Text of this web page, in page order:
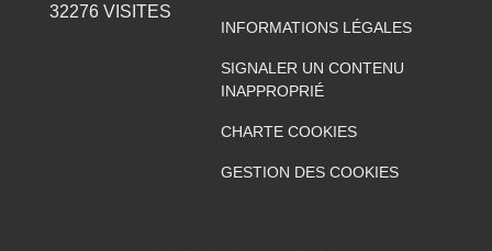
32276VISITES
INFORMATIONS LÉGALES
SIGNALER UN CONTENU
INAPPROPRIÉ
CHARTE COOKIES
GESTION DES COOKIES